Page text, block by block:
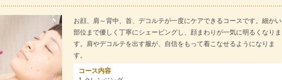
お顔、肩～背中、首、デコルテが一度にケアできるコースです。細かい
部位まで優しく丁寧にシェービングし、顔まわりが一気に明るくなりま
す。肩やデコルテを出す服が、自信をもって着こなせるようになりま
す。
コース内容